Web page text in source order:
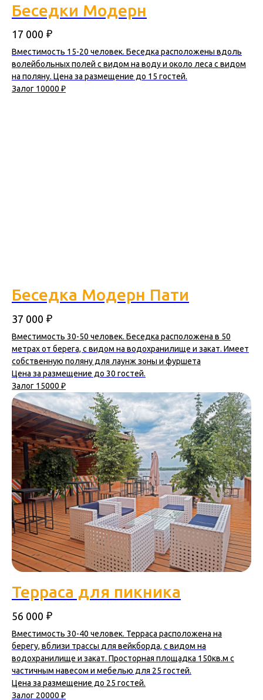
Беседки Модерн
17 000 ₽
Вместимость 15-20 человек. Беседка расположены вдоль
волейбольных полей с видом на воду и около леса с видом
на поляну. Цена за размещение до 15 гостей.
Залог 10000 ₽
Беседка Модерн Пати
37 000 ₽
Вместимость 30-50 человек. Беседка расположена в 50
метрах от берега, с видом на водохранилище и закат. Имеет
собственную поляну для лаунж зоны и фуршета
Цена за размещение до 30 гостей.
Залог 15000 ₽
Терраса для пикника
56 000 ₽
Вместимость 30-40 человек. Терраса расположена на
берегу, вблизи трассы для вейкборда, с видом на
водохранилище и закат. Просторная площадка 150кв.м с
частичным навесом и мебелью для 25 гостей.
Цена за размещение до 25 гостей.
Залог 20000 ₽